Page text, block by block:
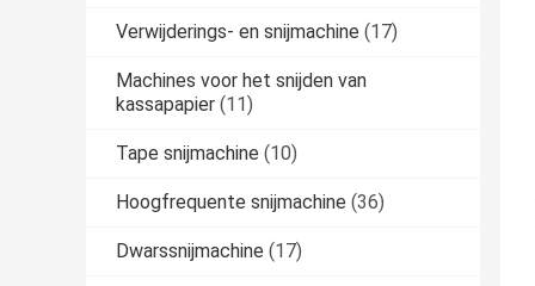
Verwijderings- en snijmachine (17)
Machines voor het snijden van
kassapapier (11)
Tape snijmachine (10)
Hoogfrequente snijmachine (36)
Dwarssnijmachine (17)